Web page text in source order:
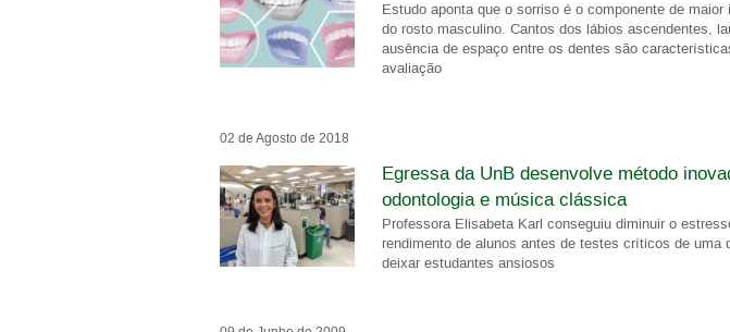
Estudo aponta que o sorriso é o componente de maior
do rosto masculino. Cantos dos lábios ascendentes,
ausência de espaço entre os dentes são
avaliação
02 de Agosto de 2018
Egressa da UnB desenvolve método
odontologia e música clássica
Professora Elisabeta Karl conseguiu diminuir o
rendimento de alunos antes de testes críticos de uma
deixar estudantes ansiosos